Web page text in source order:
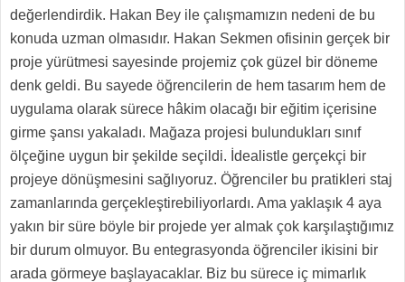
değerlendirdik. Hakan Bey ile çalışmamızın nedeni de bu
konuda uzman olmasıdır. Hakan Sekmen ofisinin gerçek bir
proje yürütmesi sayesinde projemiz çok güzel bir döneme
denk geldi. Bu sayede öğrencilerin de hem tasarım hem de
uygulama olarak sürece hâkim olacağı bir eğitim içerisine
girme şansı yakaladı. Mağaza projesi bulundukları sınıf
ölçeğine uygun bir şekilde seçildi. İdealistle gerçekçi bir
projeye dönüşmesini sağlıyoruz. Öğrenciler bu pratikleri staj
zamanlarında gerçekleştirebiliyorlardı. Ama yaklaşık 4 aya
yakın bir süre böyle bir projede yer almak çok karşılaştığımız
bir durum olmuyor. Bu entegrasyonda öğrenciler ikisini bir
arada görmeye başlayacaklar. Biz bu sürece iç mimarlık